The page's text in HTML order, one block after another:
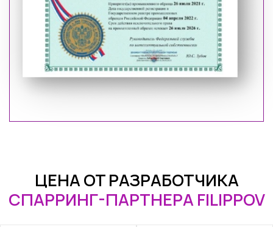
ЦЕНА ОТ РАЗРАБОТЧИКА
СПАРРИНГ-ПАРТНЕРА FILIPPOV